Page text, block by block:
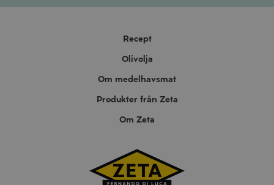
Recept
Olivolja
Om medelhavsmat
Produkter från Zeta
Om Zeta